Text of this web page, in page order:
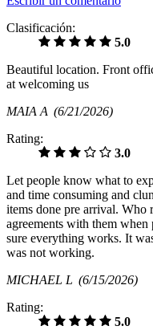
Clasificación:
5.0
Beautiful location. Front
at welcoming us
MAIA A (6/21/2026)
Rating:
3.0
Let people know what to
and time consuming and
items done pre arrival. Who
agreements with them
sure everything works. It
was not working.
MICHAEL L (6/15/2026)
Rating:
5.0